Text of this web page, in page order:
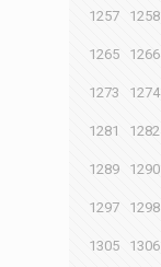
1257 1258
1265 1266
1273 1274
1281 1282
1289 1290
1297 1298
1305 1306